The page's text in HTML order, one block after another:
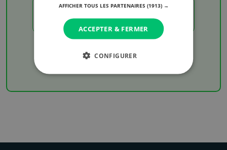
résultats de votre équipe favorite
AFFICHER TOUS LES PARTENAIRES (1913) →
ACCEPTER & FERMER
CONFIGURER